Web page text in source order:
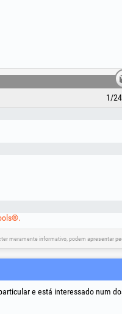
1/
meramente informativo, podem apresentar
e está interessado num